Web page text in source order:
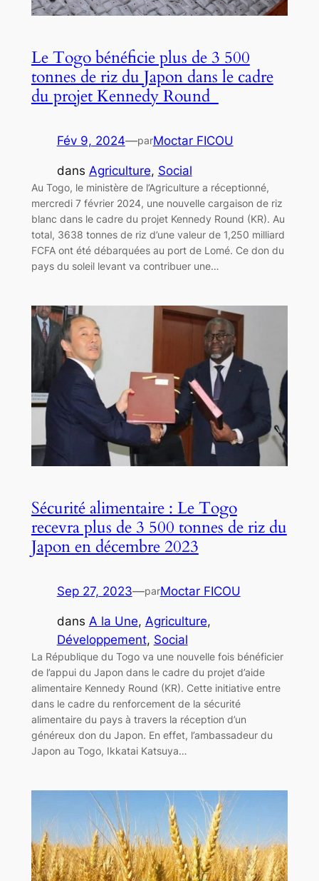
Le Togo bénéficie plus de 3 500
tonnes de riz du Japon dans le cadre
du projet Kennedy Round
Fév 9, 2024—parMoctar FICOU
dans Agriculture, Social
Au Togo, le ministère de l’Agriculture a réceptionné,
mercredi 7 février 2024, une nouvelle cargaison de riz
blanc dans le cadre du projet Kennedy Round (KR). Au
total, 3638 tonnes de riz d’une valeur de 1,250 milliard
FCFA ont été débarquées au port de Lomé. Ce don du
pays du soleil levant va contribuer une…
Sécurité alimentaire : Le Togo
recevra plus de 3 500 tonnes de riz du
Japon en décembre 2023
Sep 27, 2023—parMoctar FICOU
dans A la Une, Agriculture
Développement, Social
La République du Togo va une nouvelle fois bénéficier
de l’appui du Japon dans le cadre du projet d’aide
alimentaire Kennedy Round (KR). Cette initiative entre
dans le cadre du renforcement de la sécurité
alimentaire du pays à travers la réception d’un
généreux don du Japon. En effet, l’ambassadeur du
Japon au Togo, Ikkatai Katsuya…